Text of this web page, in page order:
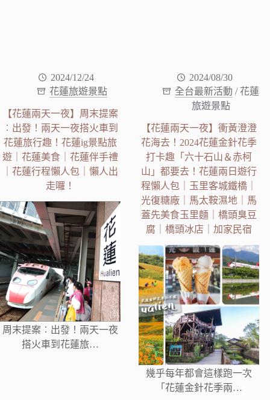
2024/12/24
花蓮旅遊景點
【花蓮兩天一夜】周末提案
︰出發！兩天一夜搭火車到
花蓮旅行趣！花蓮ig景點旅
遊｜花蓮美食｜花蓮伴手禮
｜花蓮行程懶人包｜懶人出
走囉！
周末提案︰出發！兩天一夜
搭火車到花蓮旅…
2024/08/30
全台最新活動 / 花蓮
旅遊景點
【花蓮兩天一夜】衝黃澄澄
花海去！2024花蓮金針花季
打卡趣「六十石山＆赤柯
山」都要去！花蓮兩日遊行
程懶人包｜玉里客城鐵橋｜
光復糖廠｜馬太鞍濕地｜馬
蓋先美食玉里麵｜橋頭臭豆
腐｜橋頭冰店｜加家民宿
幾乎每年都會這樣跑一次
「花蓮金針花季兩…